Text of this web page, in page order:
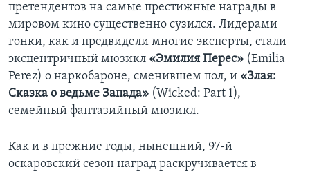
претендентов на самые престижные награды в
мировом кино существенно сузился. Лидерами
гонки, как и предвидели многие эксперты, стали
эксцентричный мюзикл «Эмилия Перес» (Emilia
Perez) о наркобароне, сменившем пол, и «Злая:
Сказка о ведьме Запада» (Wicked: Part 1),
семейный фантазийный мюзикл.
Как и в прежние годы, нынешний, 97-й
оскаровский сезон наград раскручивается в